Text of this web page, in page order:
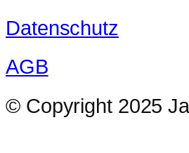
Datenschutz
AGB
© Copyright 2025